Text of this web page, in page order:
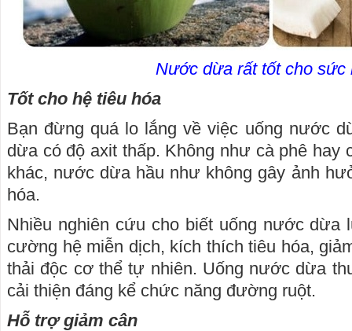
Nước dừa rất tốt cho sức
Tốt cho hệ tiêu hóa
Bạn đừng quá lo lắng về việc uống nước
dừa có độ axit thấp. Không như cà phê hay
khác, nước dừa hầu như không gây ảnh
hóa.
Nhiều nghiên cứu cho biết uống nước dừa
cường hệ miễn dịch, kích thích tiêu hóa,
thải độc cơ thể tự nhiên. Uống nước dừa
cải thiện đáng kể chức năng đường ruột.
Hỗ trợ giảm cân